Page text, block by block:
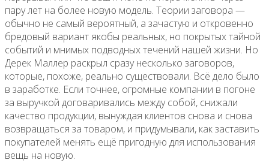
пару лет на более новую модель. Теории заговора —
обычно не самый вероятный, а зачастую и откровенно
бредовый вариант якобы реальных, но покрытых тайной
событий и мнимых подводных течений нашей жизни. Но
Дерек Маллер раскрыл сразу несколько заговоров,
которые, похоже, реально существовали. Всё дело было
в заработке. Если точнее, огромные компании в погоне
за выручкой договаривались между собой, снижали
качество продукции, вынуждая клиентов снова и снова
возвращаться за товаром, и придумывали, как заставить
покупателей менять ещё пригодную для использования
вещь на новую.